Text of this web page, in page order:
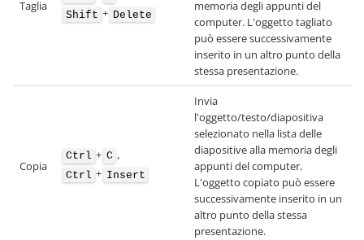
Taglia
Shift + Delete
memoria degli appunti del
computer. L'oggetto tagliato
può essere successivamente
inserito in un altro punto della
stessa presentazione.
Copia
Ctrl + C ,
Ctrl + Insert
Invia
l'oggetto/testo/diapositiva
selezionato nella lista delle
diapositive alla memoria degli
appunti del computer.
L'oggetto copiato può essere
successivamente inserito in un
altro punto della stessa
presentazione.